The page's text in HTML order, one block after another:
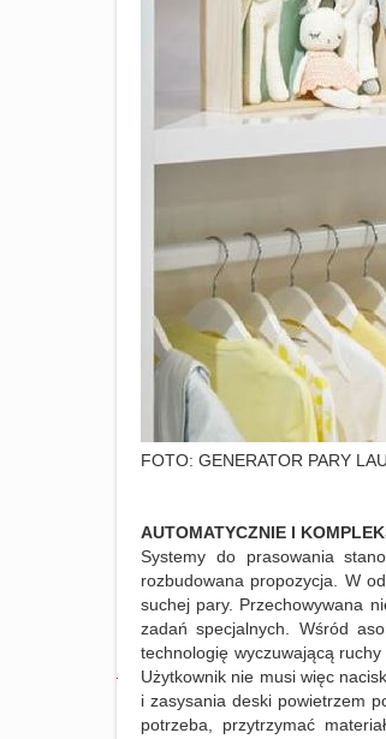
FOTO: GENERATOR PARY
AUTOMATYCZNIE I
Systemy do prasowania
rozbudowana propozycja. W
suchej pary. Przechowywana
zadań specjalnych. Wśród
technologię wyczuwającą
Użytkownik nie musi więc
i zasysania deski powietrzem
potrzeba, przytrzymać
FOTO:
GENERATOR